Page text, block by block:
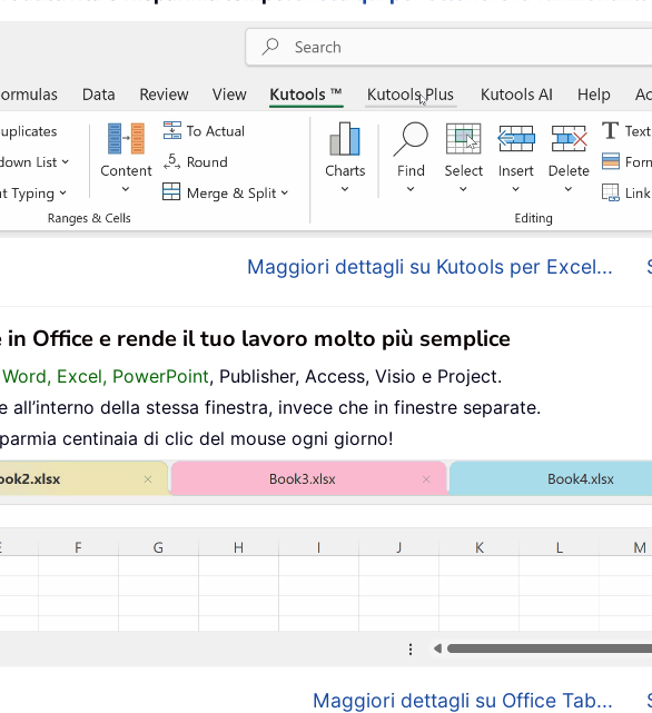
Maggiori dettagli su Kutools per Excel...
Office e rende il tuo lavoro molto più semplice
Excel, PowerPoint, Publisher, Access, Visio e Project.
della stessa finestra, invece che in finestre separate.
centinaia di clic del mouse ogni giorno!
Maggiori dettagli su Office Tab...